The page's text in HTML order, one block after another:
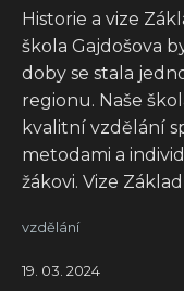
Historie a vize
škola Gajdošova
doby se stala
regionu. Naše
kvalitní vzdělání
metodami a
žákovi. Vize
vzdělání
19. 03. 2024